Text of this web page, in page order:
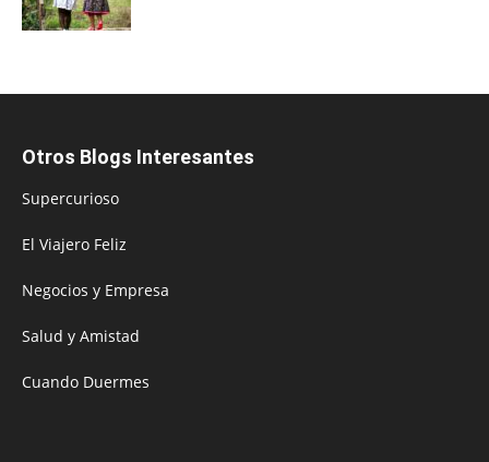
Otros Blogs Interesantes
Supercurioso
El Viajero Feliz
Negocios y Empresa
Salud y Amistad
Cuando Duermes